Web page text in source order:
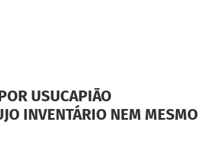
USUCAPIÃO
INVENTÁRIO NEM MESMO